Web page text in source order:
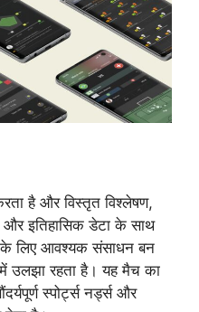
है और विस्तृत विश्लेषण,
इतिहासिक डेटा के साथ
के लिए आवश्यक संसाधन बन
उलझा रहता है। यह मैच का
स्पोर्ट्स नर्ड्स और